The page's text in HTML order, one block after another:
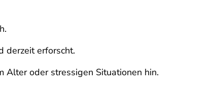
derzeit erforscht.
Alter oder stressigen Situationen hin.